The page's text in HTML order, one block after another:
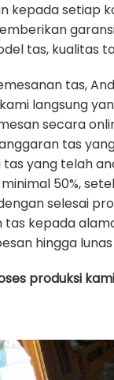
kepada setiap
tas, kualitas
tas,
langsung
secara
tas
tas yang telah
50%,
selesai
tas kepada
hingga lunas
produksi